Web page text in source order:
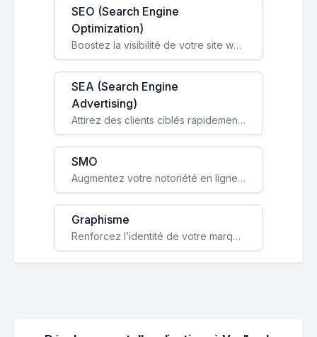
SEO (Search Engine
Optimization)
Boostez la visibilité de votre site web sur Google et attirez du trafic qualifié grâce à nos stratégies SEO.
SEA (Search Engine
Advertising)
Attirez des clients ciblés rapidement avec des campagnes publicitaires payantes optimisées pour vos objectifs.
SMO
Augmentez votre notoriété en ligne et stimulez la croissance de votre entreprise grâce à une stratégie sociale sur mesure.
Graphisme
Renforcez l’identité de votre marque avec un design unique qui capte l’attention et engage vos clients.